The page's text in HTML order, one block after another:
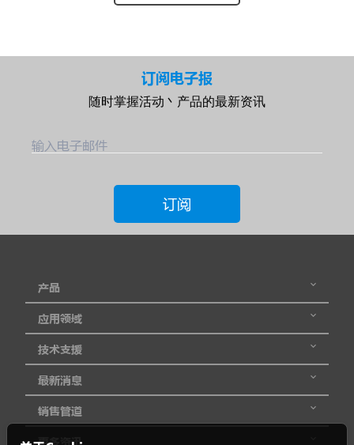
订阅电子报
随时掌握活动丶产品的最新资讯
输入电子邮件
订阅
产品
应用领域
技术支援
最新消息
销售管道
更多资讯